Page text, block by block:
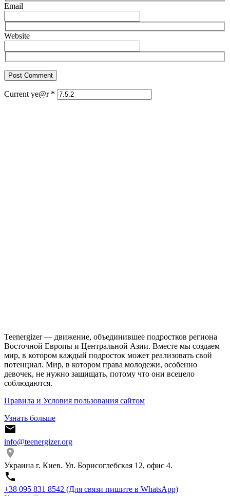
Email
Website
Current ye@r *
Teenergizer — движение, объединившее подростков региона
Восточной Европы и Центральной Азии. Вместе мы создаем
мир, в котором каждый подросток может реализовать свой
потенциал. Мир, в котором права молодежи, особенно
девочек, не нужно защищать, потому что они всецело
соблюдаются.
Правила и Условия пользования сайтом
Узнать больше
info@teenergizer.org
Украина г. Киев. Ул. Борисоглебская 12, офис 4.
⁨+38 095 831 8542⁩ (Для связи пишите в WhatsApp)